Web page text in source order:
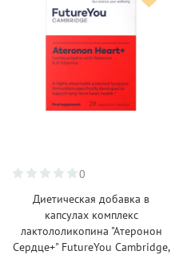
0
Диетическая добавка в
капсулах комплекс
лактололикопина "Атеронон
Сердце+" FutureYou Cambridge,